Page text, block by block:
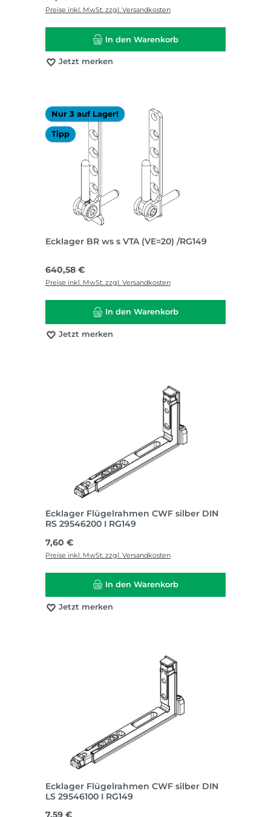
Preise inkl. MwSt. zzgl. Versandkosten
In den Warenkorb
Jetzt merken
Nur 3 auf Lager!
Tipp
Ecklager BR ws s VTA (VE=20) /RG149
Regulärer Preis:
640,58 €
Preise inkl. MwSt. zzgl. Versandkosten
In den Warenkorb
Jetzt merken
Ecklager Flügelrahmen CWF silber DIN
RS 29546200 I RG149
Regulärer Preis:
7,60 €
Preise inkl. MwSt. zzgl. Versandkosten
In den Warenkorb
Jetzt merken
Ecklager Flügelrahmen CWF silber DIN
LS 29546100 I RG149
Regulärer Preis:
7,59 €